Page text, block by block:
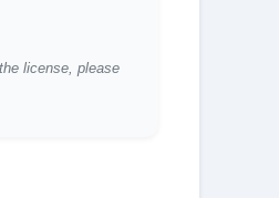
license, please